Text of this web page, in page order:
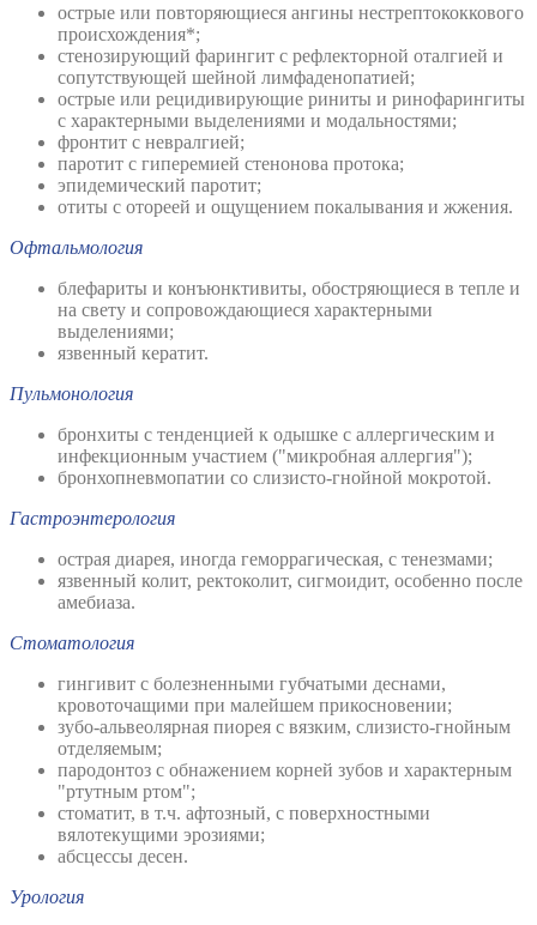
острые или повторяющиеся ангины нестрептококкового
происхождения*;
стенозирующий фарингит с рефлекторной оталгией и
сопутствующей шейной лимфаденопатией;
острые или рецидивирующие риниты и ринофарингиты
с характерными выделениями и модальностями;
фронтит с невралгией;
паротит с гиперемией стенонова протока;
эпидемический паротит;
отиты с отореей и ощущением покалывания и жжения.
Офтальмология
блефариты и конъюнктивиты, обостряющиеся в тепле и
на свету и сопровождающиеся характерными
выделениями;
язвенный кератит.
Пульмонология
бронхиты с тенденцией к одышке с аллергическим и
инфекционным участием ("микробная аллергия");
бронхопневмопатии со слизисто-гнойной мокротой.
Гастроэнтерология
острая диарея, иногда геморрагическая, с тенезмами;
язвенный колит, ректоколит, сигмоидит, особенно после
амебиаза.
Стоматология
гингивит с болезненными губчатыми деснами,
кровоточащими при малейшем прикосновении;
зубо-альвеолярная пиорея с вязким, слизисто-гнойным
отделяемым;
пародонтоз с обнажением корней зубов и характерным
"ртутным ртом";
стоматит, в т.ч. афтозный, с поверхностными
вялотекущими эрозиями;
абсцессы десен.
Урология